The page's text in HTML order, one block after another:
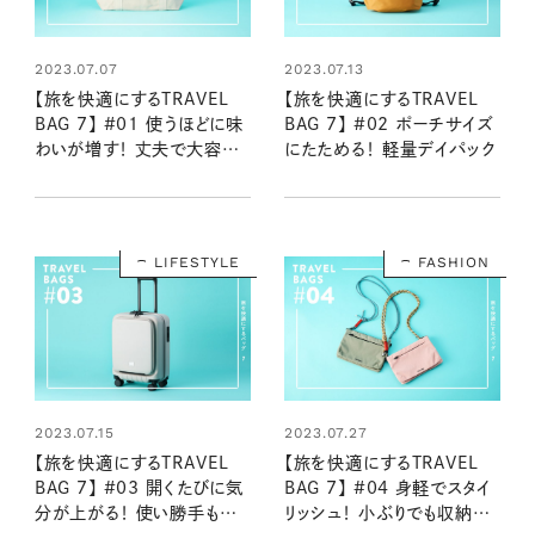
2023.07.07
【旅を快適にするTRAVEL
BAG 7】 #01 使うほどに味
わいが増す！ 丈夫で大容量
2023.07.13
【旅を快適にするTRAVEL
BAG 7】 #02 ポーチサイズ
にたためる！ 軽量デイパック
LIFESTYLE
2023.07.15
【旅を快適にするTRAVEL
BAG 7】 #03 開くたびに気
分が上がる！ 使い勝手も遊
FASHION
2023.07.27
【旅を快適にするTRAVEL
BAG 7】 #04 身軽でスタイ
リッシュ！ 小ぶりでも収納力